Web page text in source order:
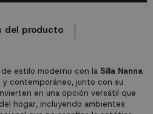
estilo moderno con la Silla Nanna
y contemporáneo, junto con su
en una opción versátil que
hogar, incluyendo ambientes
del producto